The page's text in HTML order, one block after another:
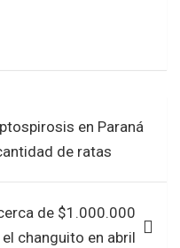
en Paraná
de ratas
de $1.000.000
changuito en abril